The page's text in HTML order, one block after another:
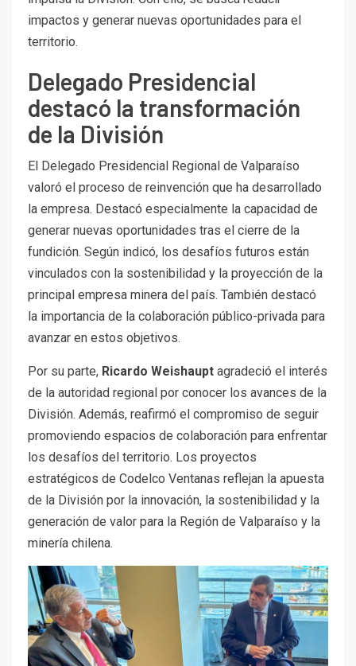
impactos y generar nuevas oportunidades para el
territorio.
Delegado Presidencial
destacó la transformación
de la División
El Delegado Presidencial Regional de Valparaíso
valoró el proceso de reinvención que ha desarrollado
la empresa. Destacó especialmente la capacidad de
generar nuevas oportunidades tras el cierre de la
fundición. Según indicó, los desafíos futuros están
vinculados con la sostenibilidad y la proyección de la
principal empresa minera del país. También destacó
la importancia de la colaboración público-privada para
avanzar en estos objetivos.
Por su parte, Ricardo Weishaupt agradeció el interés
de la autoridad regional por conocer los avances de la
División. Además, reafirmó el compromiso de seguir
promoviendo espacios de colaboración para enfrentar
los desafíos del territorio. Los proyectos
estratégicos de Codelco Ventanas reflejan la apuesta
de la División por la innovación, la sostenibilidad y la
generación de valor para la Región de Valparaíso y la
minería chilena.